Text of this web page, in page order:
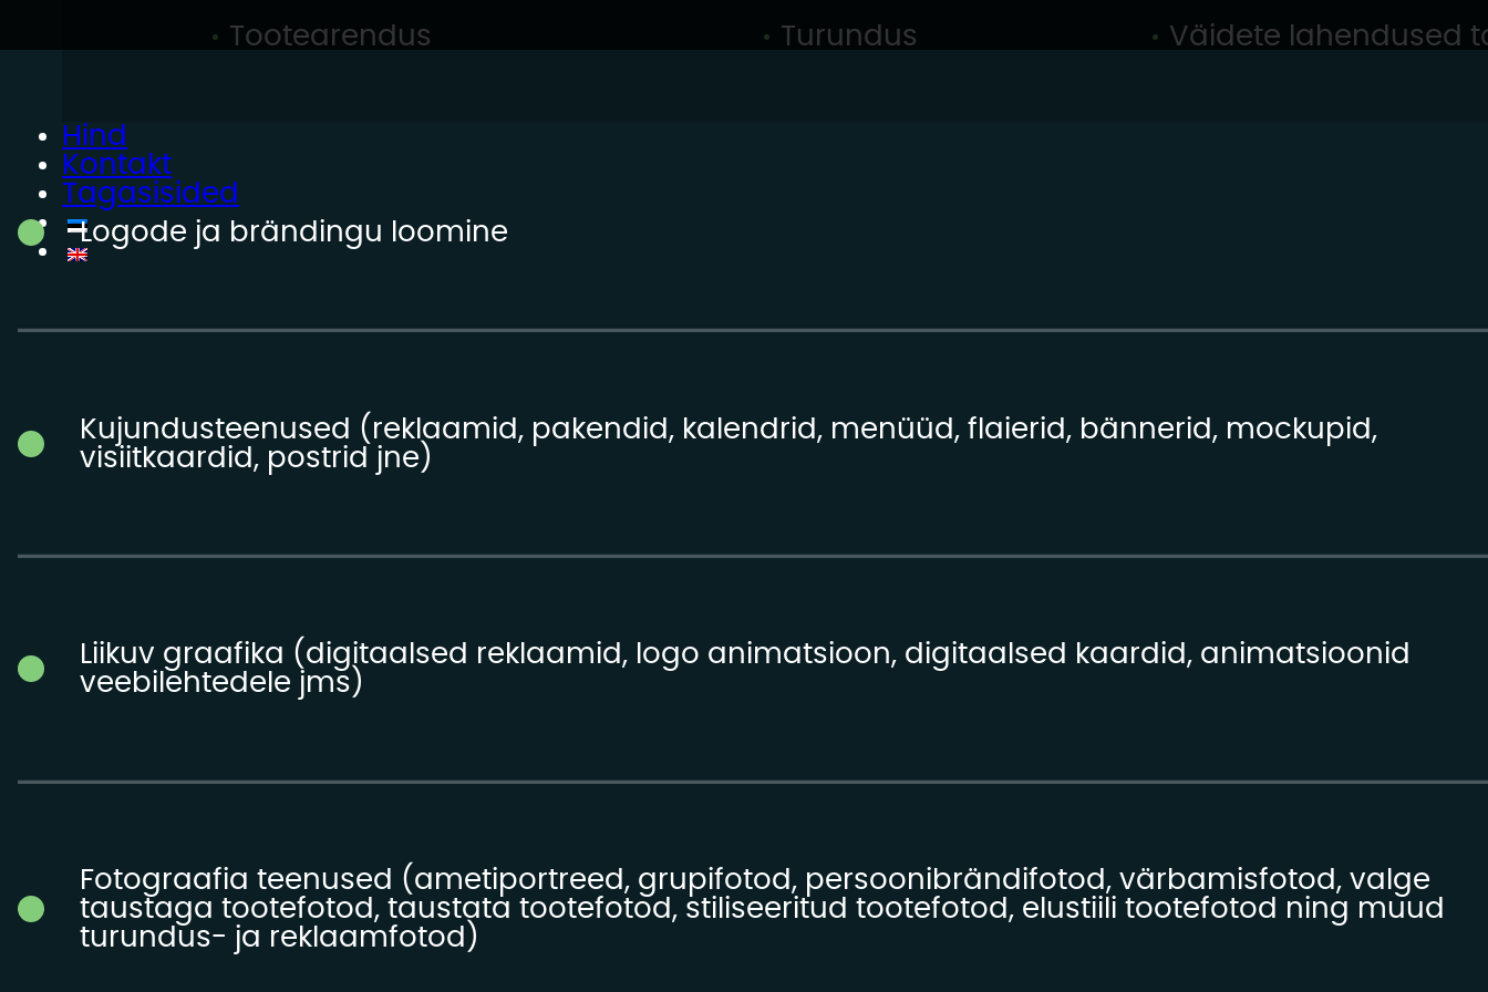
Tootearendus Turundus Väidete lahendused
Hind
Kontakt
Tagasisided
Logode ja brändingu loomine
Kujundusteenused (reklaamid, pakendid, kalendrid, menüüd, flaierid, bännerid, mockupid,
visiitkaardid, postrid jne)
Liikuv graafika (digitaalsed reklaamid, logo animatsioon, digitaalsed kaardid, animatsioonid
veebilehtedele jms)
Fotograafia teenused (ametiportreed, grupifotod, persoonibrändifotod, värbamisfotod, valge
taustaga tootefotod, taustata tootefotod, stiliseeritud tootefotod, elustiili tootefotod ning muud
turundus- ja reklaamfotod)